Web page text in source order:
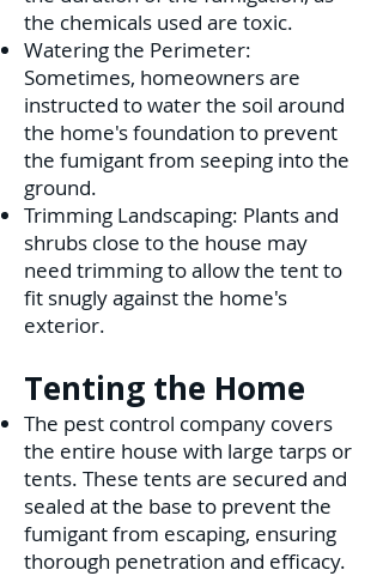
the chemicals used are toxic.
Watering the Perimeter:
Sometimes, homeowners are
instructed to water the soil around
the home's foundation to prevent
the fumigant from seeping into the
ground.
Trimming Landscaping: Plants and
shrubs close to the house may
need trimming to allow the tent to
fit snugly against the home's
exterior.
Tenting the Home
The pest control company covers
the entire house with large tarps or
tents. These tents are secured and
sealed at the base to prevent the
fumigant from escaping, ensuring
thorough penetration and efficacy.